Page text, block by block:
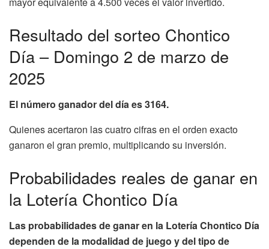
Resultado del sorteo Chontico
Día – Domingo 2 de marzo de
2025
El número ganador del día es 3164.
Quienes acertaron las cuatro cifras en el orden exacto
ganaron el gran premio, multiplicando su inversión.
Probabilidades reales de ganar en
la Lotería Chontico Día
Las probabilidades de ganar en la Lotería Chontico Día
dependen de la modalidad de juego y del tipo de